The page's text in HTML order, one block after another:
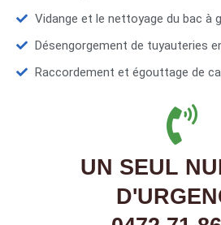
Vidange et le nettoyage du bac à
Désengorgement de tuyauteries
Raccordement et égouttage de
UN SEUL